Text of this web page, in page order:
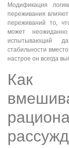
Модификация
переживания
переживаний то,
может
испытывающий
стабильности
настрое он всегда
Как